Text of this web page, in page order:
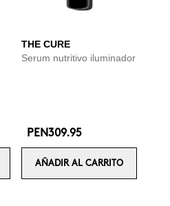
THE CURE
Serum nutritivo iluminador
PEN309.95
AÑADIR AL CARRITO